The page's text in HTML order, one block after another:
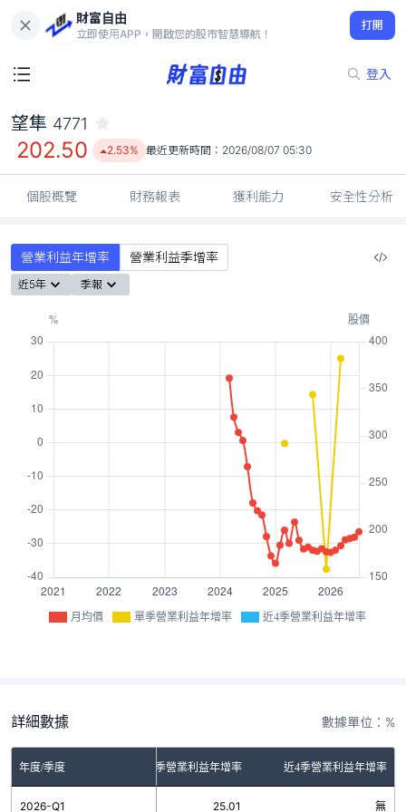
財富自由
立即使用APP，開啟您的股市智慧導航！
打開
登入
202.50
2.53%
望隼 4771
202.50 2.53% 最近更新時間： 2026/08/07 05:30
個股概覽 財務報表 獲利能力 安全性分析
營業利益年增率 營業利益季增率
近5年 季報
月均價 單季營業利益年增率 近4季營業利益年增率
詳細數據 數據單位：%
年度/季度 單季營業利益年增率 近4季營業利益年增率
2026-Q1 25.01 無